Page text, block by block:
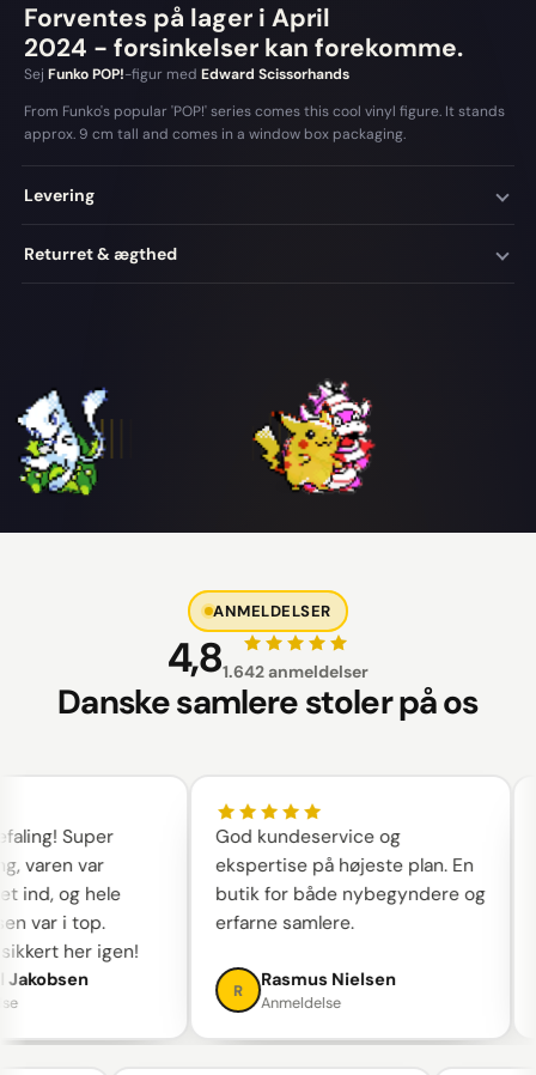
Forventes på lager i April
2024 - forsinkelser kan forekomme.
Sej Funko POP!-figur med Edward Scissorhands
From Funko's popular 'POP!' series comes this cool vinyl figure. It stands
approx. 9 cm tall and comes in a window box packaging.
Levering
Returret & ægthed
ANMELDELSER
4,81.642 anmeldelser
Danske samlere stoler på os
Super
varen var
ind, og hele
var i top.
her igen!
God kundeservice og
ekspertise på højeste plan. En
butik for både nybegyndere og
erfarne samlere.
Rasmus Nielsen
Anmeldelse